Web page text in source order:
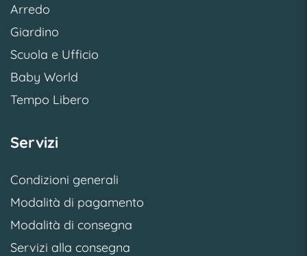
Arredo
Giardino
Scuola e Ufficio
Baby World
Tempo Libero
Servizi
Condizioni generali
Modalità di pagamento
Modalità di consegna
Servizi alla consegna